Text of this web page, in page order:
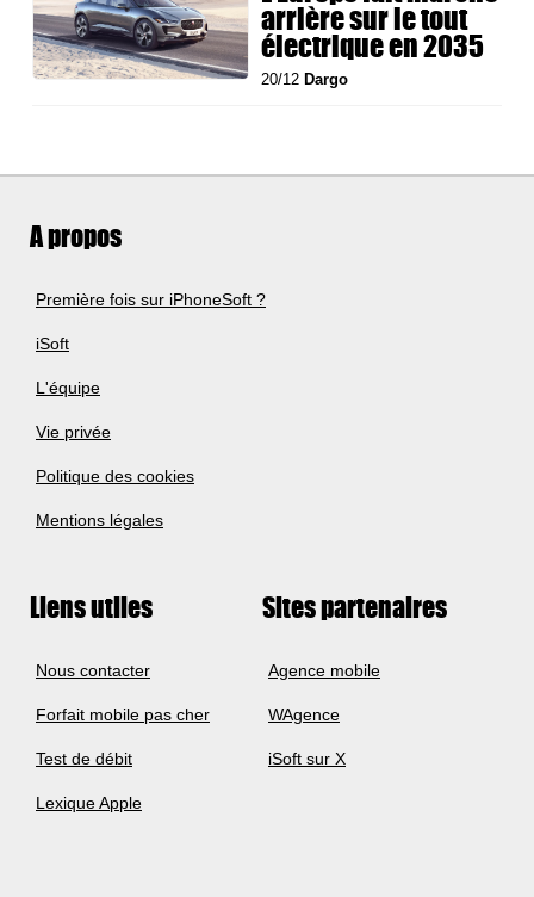
arrière sur le tout
électrique en 2035
20/12Dargo
A propos
Première fois sur iPhoneSoft ?
iSoft
L'équipe
Vie privée
Politique des cookies
Mentions légales
Liens utiles
Nous contacter
Forfait mobile pas cher
Test de débit
Lexique Apple
Sites partenaires
Agence mobile
WAgence
iSoft sur X